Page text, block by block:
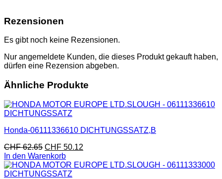
Rezensionen
Es gibt noch keine Rezensionen.
Nur angemeldete Kunden, die dieses Produkt gekauft haben,
dürfen eine Rezension abgeben.
Ähnliche Produkte
Honda-06111336610 DICHTUNGSSATZ,B
CHF62.65 CHF 50.12
In den Warenkorb